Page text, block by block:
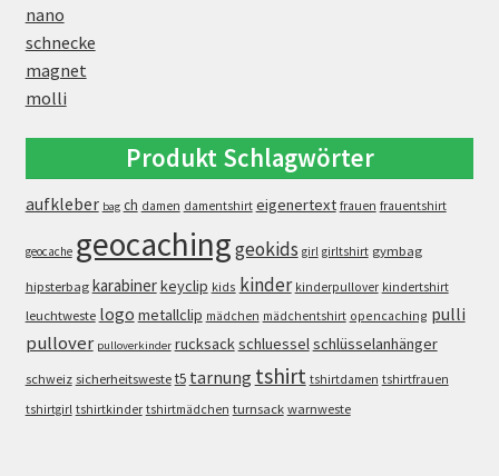
nano
schnecke
magnet
molli
Produkt Schlagwörter
aufkleber bag ch damen damentshirt eigenertext frauen frauentshirt
geocache geocachinggeokids girl girltshirt gymbag
hipsterbag karabinerkeyclip kids kinder kinderpullover kindertshirt
leuchtweste logo metallclip mädchen mädchentshirt opencaching pulli
pullover pulloverkinder rucksackschluesselschlüsselanhänger
schweiz sicherheitsweste t5 tarnung tshirt tshirtdamen tshirtfrauen
tshirtgirl tshirtkinder tshirtmädchen turnsack warnweste